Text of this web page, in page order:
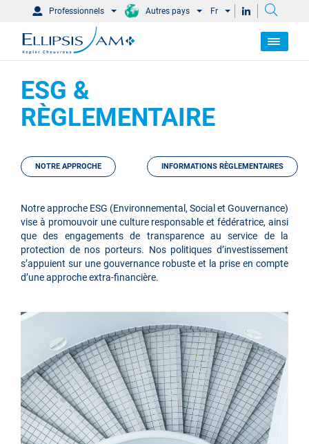
Professionnels Autres pays Fr
ESG &
RÈGLEMENTAIRE
NOTRE APPROCHE INFORMATIONS RÈGLEMENTAIRES
Notre approche ESG (Environnemental, Social et Gouvernance)
vise à promouvoir une culture responsable et fédératrice, ainsi
que des engagements de transparence au service de la
protection de nos porteurs. Nos politiques d’investissement
s’appuient sur une gouvernance robuste et la prise en compte
d’une approche extra-financière.